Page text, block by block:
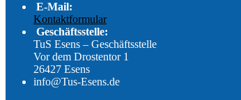
E-Mail:
Kontaktformular
Geschäftsstelle:
TuS Esens – Geschäftsstelle
Vor dem Drostentor 1
26427 Esens
info@Tus-Esens.de